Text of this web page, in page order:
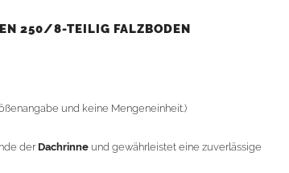
250/8-TEILIG FALZBODEN
und keine Mengeneinheit.)
derDachrinne und gewährleistet eine zuverlässige